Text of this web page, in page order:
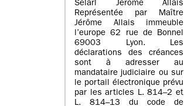
Selarl Jerome Allais
Représentée par Maître
Jérôme Allais immeuble
l’europe 62 rue de Bonnel
69003 Lyon. Les
déclarations des créances
sont à adresser au
mandataire judiciaire ou sur
le portail électronique prévu
par les articles L. 814–2 et
L. 814–13 du code de